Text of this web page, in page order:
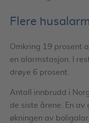
Flere
Omkring 19 prosent
en alarmstasjon. I
drøye 6 prosent.
Antall innbrudd i
de siste årene. En
økningen av